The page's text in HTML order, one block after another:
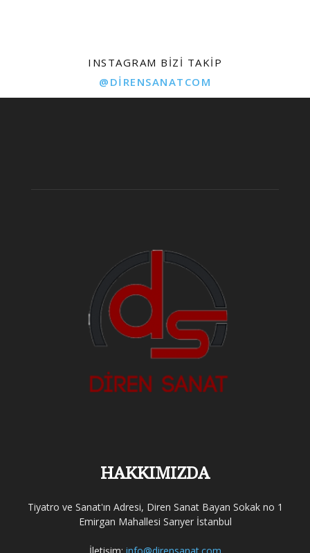
INSTAGRAM BIZI TAKIP
@DIRENSANATCOM
HAKKIMIZDA
Tiyatro ve Sanat'ın Adresi, Diren Sanat Bayan Sokak no 1
Emirgan Mahallesi Sarıyer İstanbul
İletişim: info@dirensanat.com